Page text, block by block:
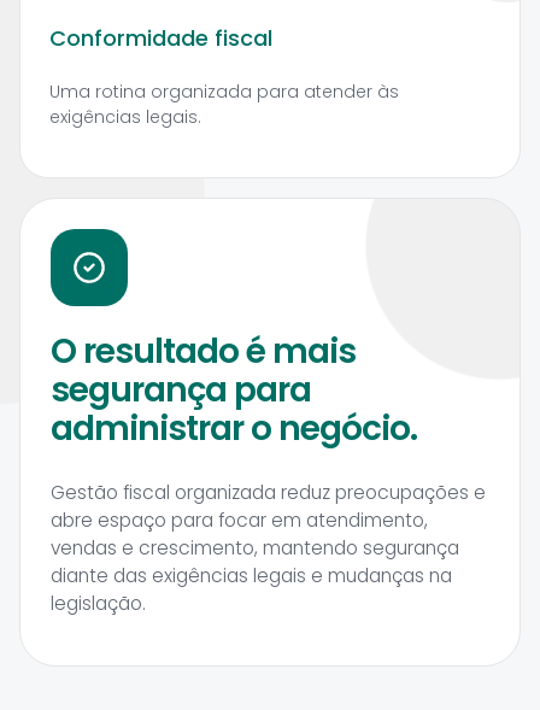
Conformidade fiscal
Uma rotina organizada para atender às
exigências legais.
O resultado é mais
segurança para
administrar o negócio.
Gestão fiscal organizada reduz preocupações e
abre espaço para focar em atendimento,
vendas e crescimento, mantendo segurança
diante das exigências legais e mudanças na
legislação.